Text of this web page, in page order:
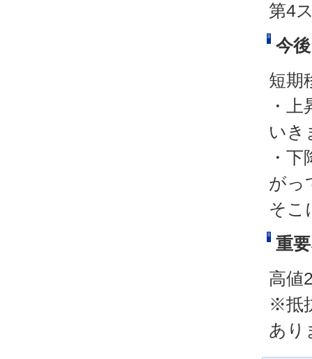
第4
今
短期
・
いき
・
がっ
そこ
重
高値
※抵
あり